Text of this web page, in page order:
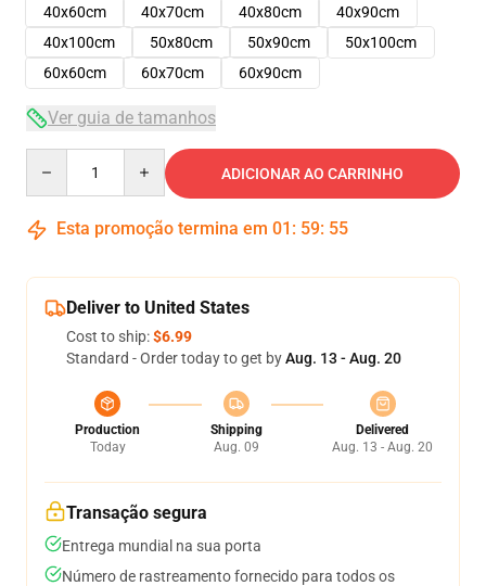
40x60cm
40x70cm 40x80cm
40x90cm
40x100cm
50x80cm 50x90cm
50x100cm
60x60cm
60x70cm 60x90cm
Ver guia de tamanhos
ADICIONAR AO CARRINHO
Esta promoção termina em 01 : 59: 55
Deliver to United States
Cost to ship:$6.99
Standard - Order today to get byAug. 13 - Aug. 20
Production
Today
Shipping
Aug. 09
Delivered
Aug. 13 - Aug. 20
Transação segura
Entrega mundial na sua porta
Número de rastreamento fornecido para todos os